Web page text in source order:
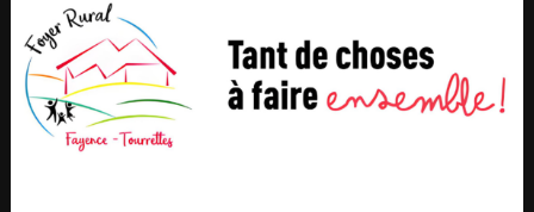
Accéder
au
contenu
principal